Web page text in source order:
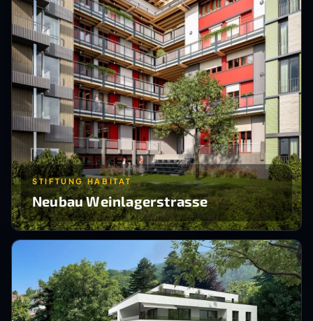
STIFTUNG HABITAT
Neubau Weinlagerstrasse